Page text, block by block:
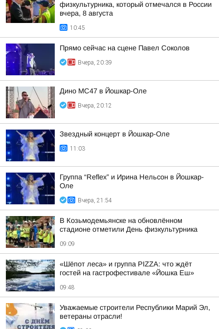
физкультурника, который отмечался в России
вчера, 8 августа
10:45
Прямо сейчас на сцене Павел Соколов
Вчера, 20:39
Дино МС47 в Йошкар-Оле
Вчера, 20:12
Звездный концерт в Йошкар-Оле
11:03
Группа “Reflex” и Ирина Нельсон в Йошкар-
Оле
Вчера, 21:54
В Козьмодемьянске на обновлённом
стадионе отметили День физкультурника
09:09
«Шёпот леса» и группа PIZZA: что ждёт
гостей на гастрофестивале «Йошка Еш»
09:48
Уважаемые строители Республики Марий Эл,
ветераны отрасли!